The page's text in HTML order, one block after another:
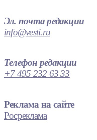
Эл. почта редакции
info@vesti.ru
Телефон редакции
+7 495 232 63 33
Реклама на сайте
Росреклама